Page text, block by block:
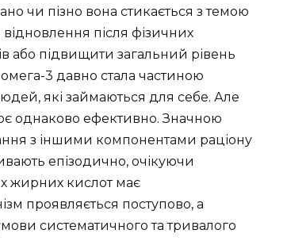
чи пізно вона стикається з темою
після фізичних
або підвищити загальний рівень
3 давно стала частиною
які займаються для себе. Але
однаково ефективно. Значною
з іншими компонентами раціону
епізодично, очікуючи
жирних кислот має
проявляється поступово, а
систематичного та тривалого